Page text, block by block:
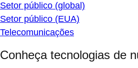
Setor público (global)
Setor público (EUA)
Telecomunicações
Conheça tecnologias de